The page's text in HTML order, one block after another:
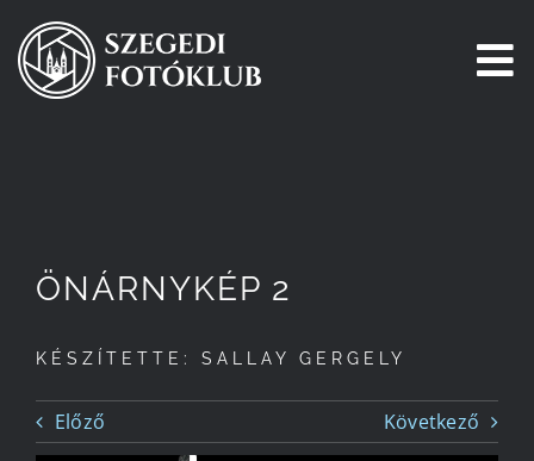
Kihagyás
Pályázatok
Tagjaink
Csatlakozz!
ÖNÁRNYKÉP 2
KÉSZÍTETTE: SALLAY GERGELY
Előző Következő